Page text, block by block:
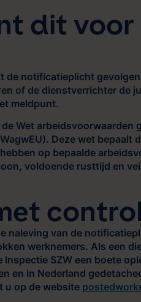
dit voor
de notificatieplicht
of de dienstverrichter de
meldpunt.
Wet arbeidsvoorwaarden
Deze wet bepaalt
op bepaalde
voldoende rusttijd en
naleving van de
werknemers. Als een
SZW een boete
en in Nederland
u op de website